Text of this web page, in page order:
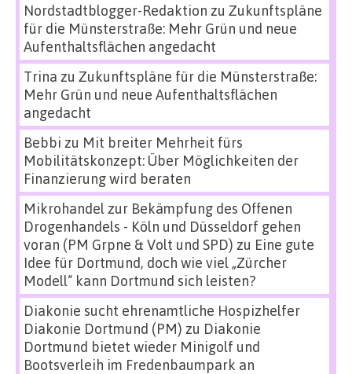
Nordstadtblogger-Redaktion zu Zukunftspläne
für die Münsterstraße: Mehr Grün und neue
Aufenthaltsflächen angedacht
Trina zu Zukunftspläne für die Münsterstraße:
Mehr Grün und neue Aufenthaltsflächen
angedacht
Bebbi zu Mit breiter Mehrheit fürs
Mobilitätskonzept: Über Möglichkeiten der
Finanzierung wird beraten
Mikrohandel zur Bekämpfung des Offenen
Drogenhandels - Köln und Düsseldorf gehen
voran (PM Grpne & Volt und SPD) zu Eine gute
Idee für Dortmund, doch wie viel „Zürcher
Modell“ kann Dortmund sich leisten?
Diakonie sucht ehrenamtliche Hospizhelfer
Diakonie Dortmund (PM) zu Diakonie
Dortmund bietet wieder Minigolf und
Bootsverleih im Fredenbaumpark an